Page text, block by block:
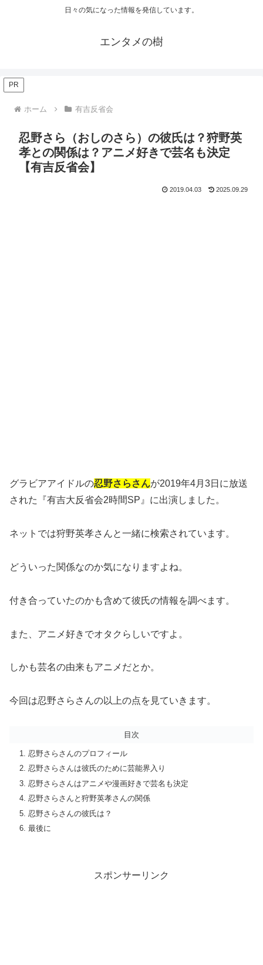
日々の気になった情報を発信しています。
エンタメの樹
PR
ホーム 有吉反省会
忍野さら（おしのさら）の彼氏は？狩野英
孝との関係は？アニメ好きで芸名も決定
【有吉反省会】
2019.04.03 2025.09.29
グラビアアイドルの忍野さらさんが2019年4月3日に放送
された『有吉大反省会2時間SP』に出演しました。
ネットでは狩野英孝さんと一緒に検索されています。
どういった関係なのか気になりますよね。
付き合っていたのかも含めて彼氏の情報を調べます。
また、アニメ好きでオタクらしいですよ。
しかも芸名の由来もアニメだとか。
今回は忍野さらさんの以上の点を見ていきます。
目次
忍野さらさんのプロフィール
忍野さらさんは彼氏のために芸能界入り
忍野さらさんはアニメや漫画好きで芸名も決定
忍野さらさんと狩野英孝さんの関係
忍野さらさんの彼氏は？
最後に
スポンサーリンク